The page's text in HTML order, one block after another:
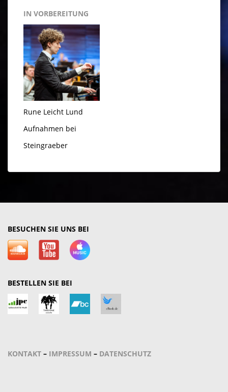
IN VORBEREITUNG
Rune Leicht Lund
Aufnahmen bei
Steingraeber
BESUCHEN SIE UNS BEI
BESTELLEN SIE BEI
KONTAKT – IMPRESSUM – DATENSCHUTZ